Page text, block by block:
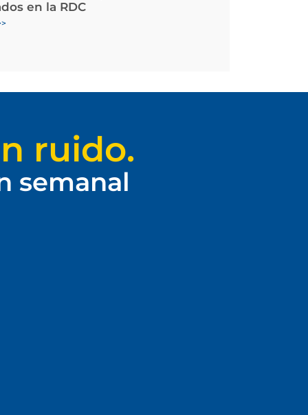
en la RDC
ruido.
semanal